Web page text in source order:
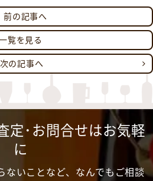
前の記事へ
覧を見る
次の記事へ
定･お問合せはお気軽
に
ないことなど、なんでもご相談